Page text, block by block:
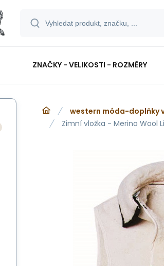
ZNAČKY - VELIKOSTI - ROZMĚRY
western móda-doplňky
Zimní vložka - Merino Wool